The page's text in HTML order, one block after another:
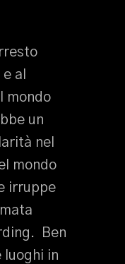
al
mondo
un
nel
mondo
irruppe
Ben
luoghi in